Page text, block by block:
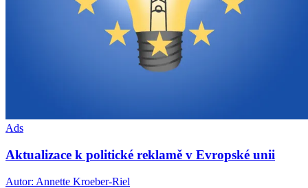
Ads
Aktualizace k politické reklamě v Evropské unii
Autor: Annette Kroeber-Riel